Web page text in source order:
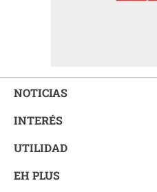
NOTICIAS
INTERÉS
UTILIDAD
EH PLUS